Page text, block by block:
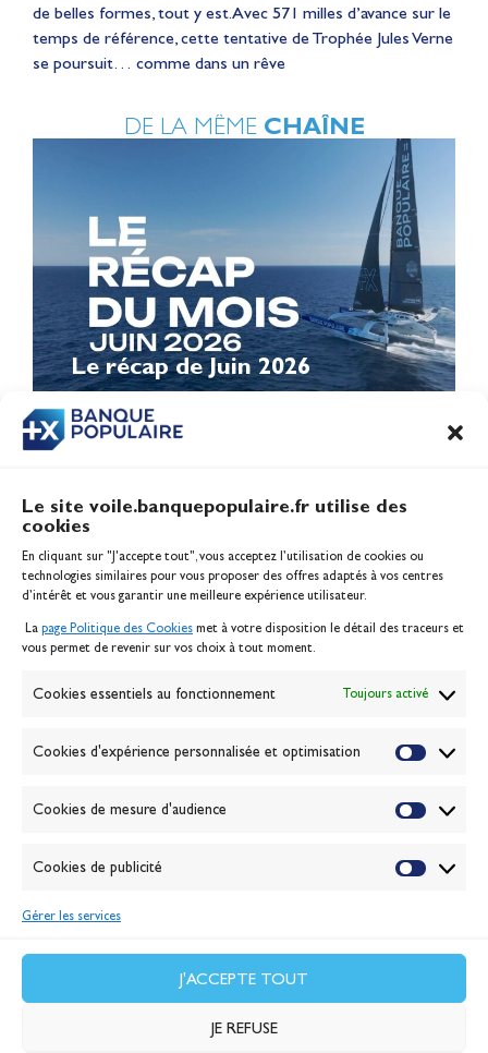
Le site voile.banquepopulaire.fr utilise des
cookies
En cliquant sur "J'accepte tout", vous acceptez l’utilisation de cookies ou
technologies similaires pour vous proposer des offres adaptés à vos centres
d’intérêt et vous garantir une meilleure expérience utilisateur.
La page Politique des Cookies met à votre disposition le détail des traceurs et
vous permet de revenir sur vos choix à tout moment.
Cookies essentiels au fonctionnement Toujours activé
Cookies d'expérience personnalisée et optimisation
Cookies de mesure d'audience
Cookies de publicité
Gérer les services
J'ACCEPTE TOUT
JE REFUSE
de belles formes, tout y est. Avec 571 milles d’avance sur le
temps de référence, cette tentative de Trophée Jules Verne
se poursuit… comme dans un rêve
DE LA MÊME CHAÎNE
Le récap de Juin 2026
Inscription serveur média
Contact
Politique des cookies
Banque de la voile
Passion Voile TV
ABONNEZ-VOUS
J'accepte lapolitique de confidentialité